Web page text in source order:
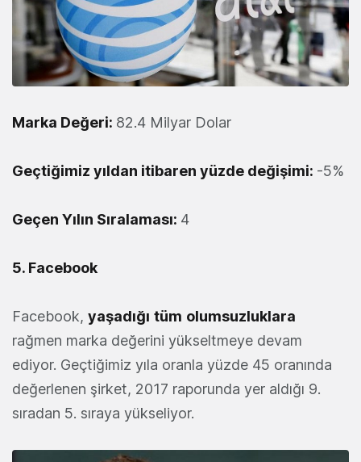
Marka Değeri: 82.4 Milyar Dolar
Geçtiğimiz yıldan itibaren yüzde değişimi: -5%
Geçen Yılın Sıralaması: 4
5. Facebook
Facebook, yaşadığı tüm olumsuzluklara
rağmen marka değerini yükseltmeye devam
ediyor. Geçtiğimiz yıla oranla yüzde 45 oranında
değerlenen şirket, 2017 raporunda yer aldığı 9.
sıradan 5. sıraya yükseliyor.